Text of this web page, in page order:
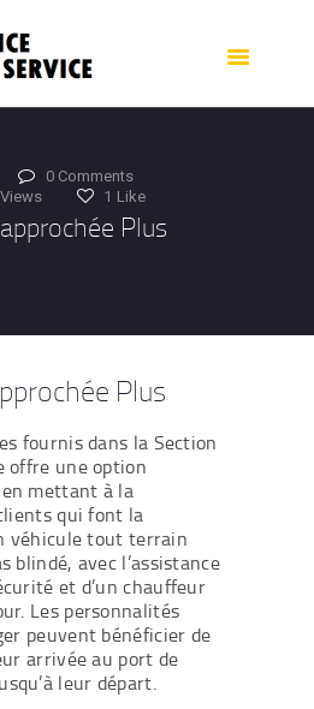
0 Comments
Views 1 Like
Plus
NOUS ?
Plus
fournis dans la Section
offre une option
mettant à la
qui font la
véhicule tout terrain
blindé, avec l’assistance
et d’un chauffeur
Les personnalités
peuvent bénéficier de
arrivée au port de
leur départ.